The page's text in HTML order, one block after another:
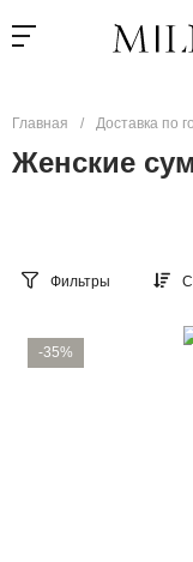
Главная / Доставка по
Женские
Фильтры
-35%